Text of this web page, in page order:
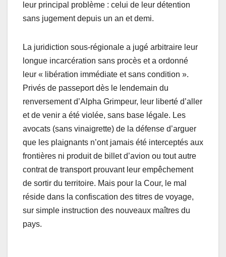
leur principal problème : celui de leur détention
sans jugement depuis un an et demi.
La juridiction sous-régionale a jugé arbitraire leur
longue incarcération sans procès et a ordonné
leur « libération immédiate et sans condition ».
Privés de passeport dès le lendemain du
renversement d’Alpha Grimpeur, leur liberté d’aller
et de venir a été violée, sans base légale. Les
avocats (sans vinaigrette) de la défense d’arguer
que les plaignants n’ont jamais été interceptés aux
frontières ni produit de billet d’avion ou tout autre
contrat de transport prouvant leur empêchement
de sortir du territoire. Mais pour la Cour, le mal
réside dans la confiscation des titres de voyage,
sur simple instruction des nouveaux maîtres du
pays.